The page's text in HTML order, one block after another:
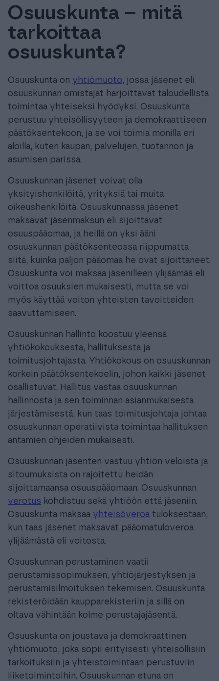
Tuki & Koulutus
Meistä & Ajankohtaista
Tilaa Procountor
Kokeile maksutta
Osuuskunta – mitä
tarkoittaa
osuuskunta?
Osuuskunta on yhtiömuoto, jossa jäsenet eli
osuuskunnan omistajat harjoittavat taloudellista
toimintaa yhteiseksi hyödyksi. Osuuskunta
perustuu yhteisöllisyyteen ja demokraattiseen
päätöksentekoon, ja se voi toimia monilla eri
aloilla, kuten kaupan, palvelujen, tuotannon ja
asumisen parissa.
Osuuskunnan jäsenet voivat olla
yksityishenkilöitä, yrityksiä tai muita
oikeushenkilöitä. Osuuskunnassa jäsenet
maksavat jäsenmaksun eli sijoittavat
osuuspääomaa, ja heillä on yksi ääni
osuuskunnan päätöksenteossa riippumatta
siitä, kuinka paljon pääomaa he ovat sijoittaneet.
Osuuskunta voi maksaa jäsenilleen ylijäämää eli
voittoa osuuksien mukaisesti, mutta se voi
myös käyttää voiton yhteisten tavoitteiden
saavuttamiseen.
Osuuskunnan hallinto koostuu yleensä
yhtiökokouksesta, hallituksesta ja
toimitusjohtajasta. Yhtiökokous on osuuskunnan
korkein päätöksentekoelin, johon kaikki jäsenet
osallistuvat. Hallitus vastaa osuuskunnan
hallinnosta ja sen toiminnan asianmukaisesta
järjestämisestä, kun taas toimitusjohtaja johtaa
osuuskunnan operatiivista toimintaa hallituksen
antamien ohjeiden mukaisesti.
Osuuskunnan jäsenten vastuu yhtiön veloista ja
sitoumuksista on rajoitettu heidän
sijoittamaansa osuuspääomaan. Osuuskunnan
verotus kohdistuu sekä yhtiöön että jäseniin.
Osuuskunta maksaa yhteisöveroa tuloksestaan,
kun taas jäsenet maksavat pääomatuloveroa
ylijäämästä eli voitosta.
Osuuskunnan perustaminen vaatii
perustamissopimuksen, yhtiöjärjestyksen ja
perustamisilmoituksen tekemisen. Osuuskunta
rekisteröidään kaupparekisteriin ja sillä on
oltava vähintään kolme perustajajäsentä.
Osuuskunta on joustava ja demokraattinen
yhtiömuoto, joka sopii erityisesti yhteisöllisiin
tarkoituksiin ja yhteistoimintaan perustuviin
liiketoimintoihin. Osuuskunnan etuna on